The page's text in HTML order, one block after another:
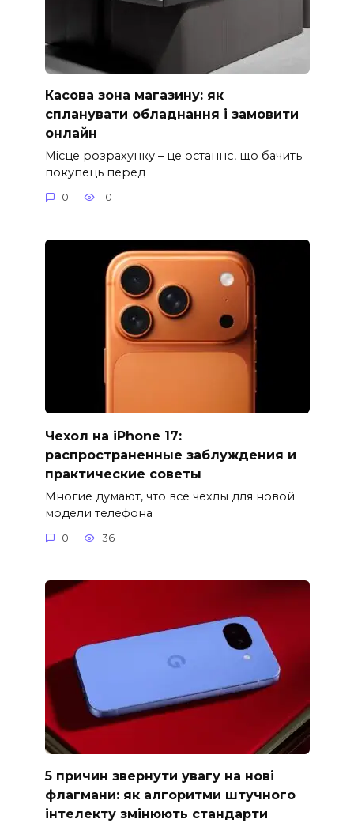
Касова зона магазину: як
спланувати обладнання і замовити
онлайн
Місце розрахунку – це останнє, що бачить
покупець перед
0 10
Чехол на iPhone 17:
распространенные заблуждения и
практические советы
Многие думают, что все чехлы для новой
модели телефона
0 36
5 причин звернути увагу на нові
флагмани: як алгоритми штучного
інтелекту змінюють стандарти